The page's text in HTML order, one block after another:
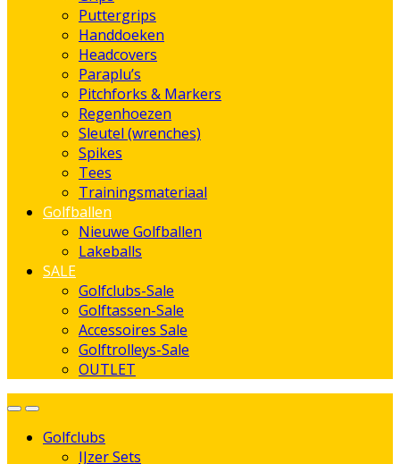
Puttergrips
Handdoeken
Headcovers
Paraplu’s
Pitchforks & Markers
Regenhoezen
Sleutel (wrenches)
Spikes
Tees
Trainingsmateriaal
Golfballen
Nieuwe Golfballen
Lakeballs
SALE
Golfclubs-Sale
Golftassen-Sale
Accessoires Sale
Golftrolleys-Sale
OUTLET
Golfclubs
IJzer Sets